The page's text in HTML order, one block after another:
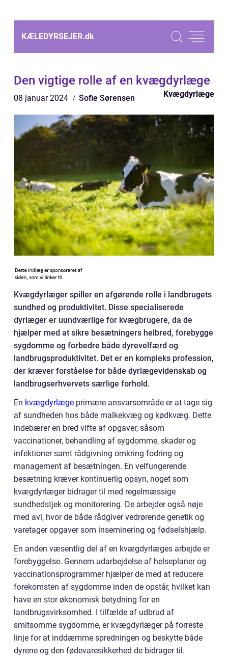
KÆLEDYRSEJER.dk
Den vigtige rolle af en kvægdyrlæge
08 januar 2024 Sofie Sørensen Kvægdyrlæge
Kvægdyrlæger spiller en afgørende rolle i landbrugets
sundhed og produktivitet. Disse specialiserede
dyrlæger er uundværlige for kvægbrugere, da de
hjælper med at sikre besætningers helbred, forebygge
sygdomme og forbedre både dyrevelfærd og
landbrugsproduktivitet. Det er en kompleks profession,
der kræver forståelse for både dyrlægevidenskab og
landbrugserhvervets særlige forhold.
En kvægdyrlæge primære ansvarsområde er at tage sig
af sundheden hos både malkekvæg og kødkvæg. Dette
indebærer en bred vifte af opgaver, såsom
vaccinationer, behandling af sygdomme, skader og
infektioner samt rådgivning omkring fodring og
management af besætningen. En velfungerende
besætning kræver kontinuerlig opsyn, noget som
kvægdyrlæger bidrager til med regelmæssige
sundhedstjek og monitorering. De arbejder også nøje
med avl, hvor de både rådgiver vedrørende genetik og
varetager opgaver som inseminering og fødselshjælp.
En anden væsentlig del af en kvægdyrlæges arbеjde er
forebyggelse. Gennem udarbejdelse af helseplaner og
vaccinationsprogrammer hjælper de med at reducere
forekomsten af sygdomme inden de opstår, hvilket kan
have en stor økonomisk betydning for en
landbrugsvirksomhed. I tilfælde af udbrud af
smitsomme sygdomme, er kvægdyrlæger på forreste
linje for at inddæmme spredningen og beskytte både
dyrene og den fødevaresikkerhed de bidrager til.